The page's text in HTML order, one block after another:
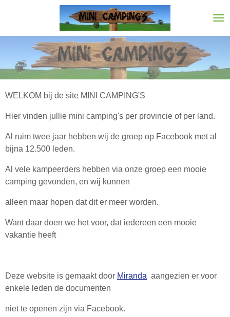
naar
hoofdinhoud
WELKOM bij de site MINI CAMPING'S
Hier vinden jullie mini camping's per provincie of per land.
Al ruim twee jaar hebben wij de groep op Facebook met al
bijna 12.500 leden.
Al vele kampeerders hebben via onze groep een mooie
camping gevonden, en wij kunnen
alleen maar hopen dat dit er meer worden.
Want daar doen we het voor, dat iedereen een mooie
vakantie heeft
Deze website is gemaakt door Miranda aangezien er voor
enkele leden de documenten
niet te openen zijn via Facebook.